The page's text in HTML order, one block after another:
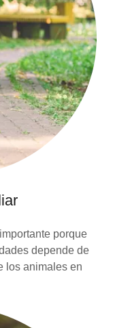
porque
depende de
los animales en